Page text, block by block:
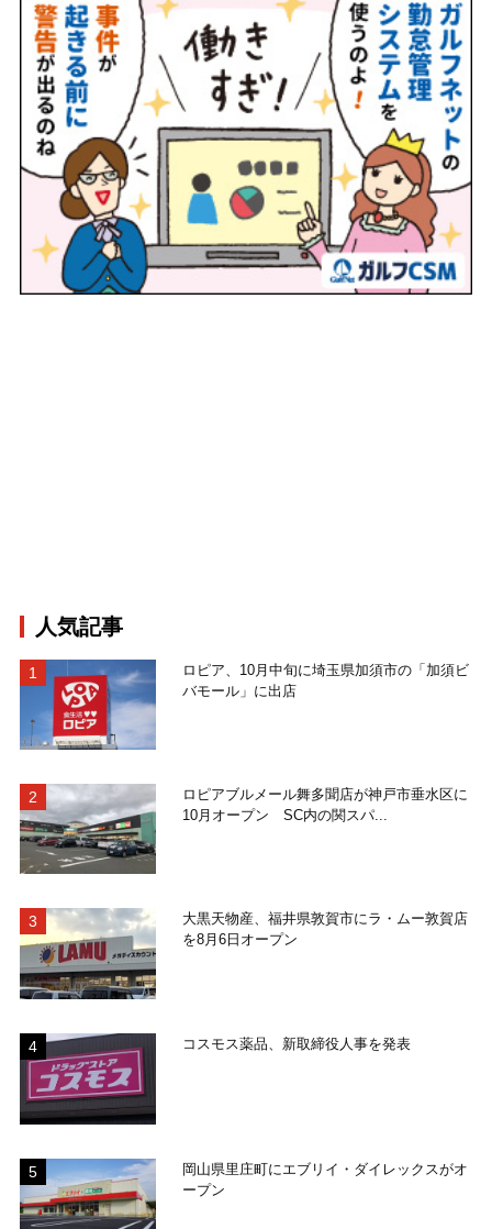
人気記事
ロピア、10月中旬に埼玉県加須市の「加須ビ
バモール」に出店
ロピアブルメール舞多聞店が神戸市垂水区に
10月オープン SC内の関スパ...
大黒天物産、福井県敦賀市にラ・ムー敦賀店
を8月6日オープン
コスモス薬品、新取締役人事を発表
岡山県里庄町にエブリイ・ダイレックスがオ
ープン